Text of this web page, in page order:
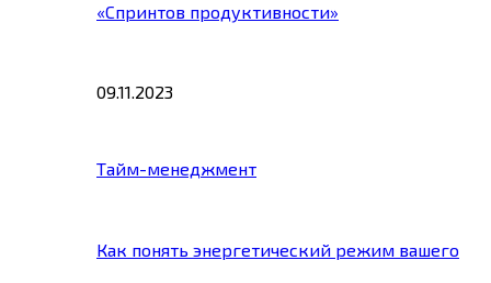
«Спринтов продуктивности»
09.11.2023
Тайм-менеджмент
Как понять энергетический режим вашего